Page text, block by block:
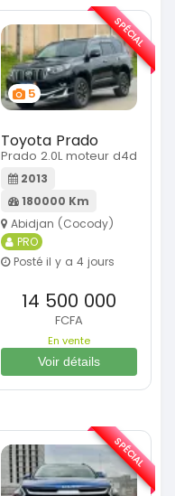
5
Toyota Prado
Prado 2.0L moteur d4d
2013
180000 Km
Abidjan (Cocody)
PRO
Posté il y a 4 jours
14 500 000
FCFA
En vente
Voir détails
SPÉCIAL
SPÉCIAL